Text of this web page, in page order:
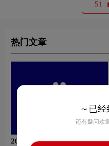
51
热门文章
2020年不一样的百度新Logo
～已经
还有疑问欢